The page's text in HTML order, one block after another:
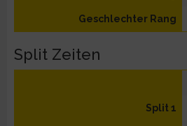
Geschlechter Rang
Split Zeiten
Split 1